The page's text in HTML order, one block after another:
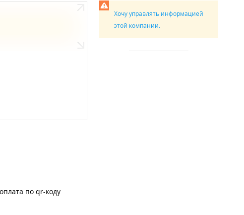
оплата по qr-коду
Хочу управлять информацией
этой компании.